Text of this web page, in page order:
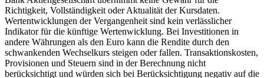
Richtigkeit, Vollständigkeit oder Aktualität der Kursdaten.
Wertentwicklungen der Vergangenheit sind kein verlässlicher
Indikator für die künftige Wertenwicklung. Bei Investitionen in
andere Währungen als den Euro kann die Rendite durch den
schwankenden Wechselkurs steigen oder fallen. Transaktionskosten,
Provisionen und Steuern sind in der Berechnung nicht
berücksichtigt und würden sich bei Berücksichtigung negativ auf die